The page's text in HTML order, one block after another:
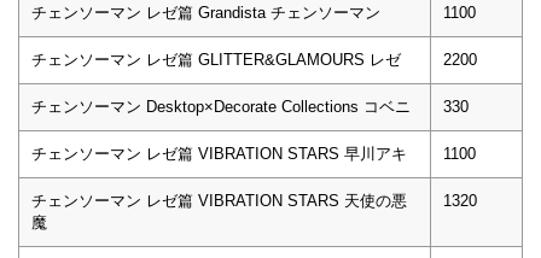
チェンソーマン レゼ篇 Grandista チェンソーマン 1100
チェンソーマン レゼ篇 GLITTER&GLAMOURS レゼ 2200
チェンソーマン Desktop×Decorate Collections コベニ 330
チェンソーマン レゼ篇 VIBRATION STARS 早川アキ 1100
チェンソーマン レゼ篇 VIBRATION STARS 天使の悪
魔
1320